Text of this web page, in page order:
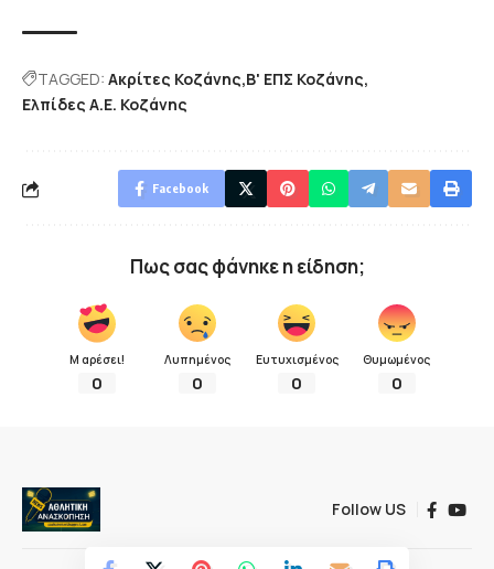
TAGGED: Ακρίτες Κοζάνης Β' ΕΠΣ Κοζάνης
Ελπίδες Α.Ε. Κοζάνης
Facebook
Πως σας φάνηκε η είδηση;
Μ αρέσει!
0
Λυπημένος
0
Ευτυχισμένος
0
Θυμωμένος
0
Follow US